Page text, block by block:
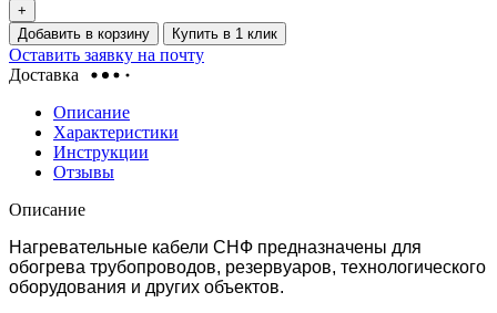
+
Добавить в корзину
Купить в 1 клик
Оставить заявку на почту
Доставка
Описание
Характеристики
Инструкции
Отзывы
Описание
Нагревательные кабели СНФ предназначены для
обогрева трубопроводов, резервуаров, технологического
оборудования и других объектов.